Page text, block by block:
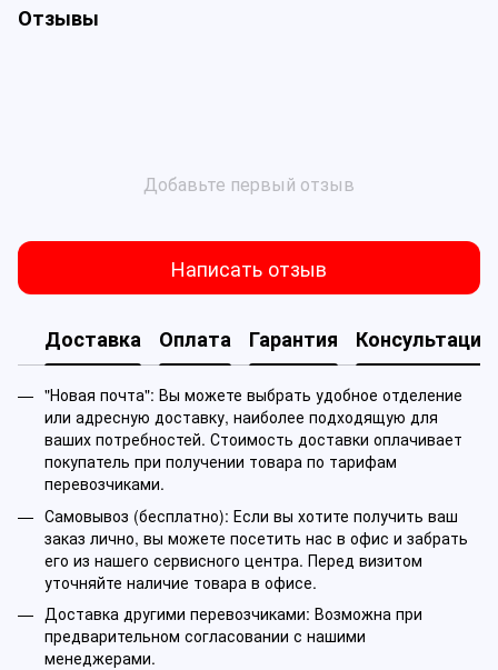
Отзывы
Добавьте первый отзыв
Написать отзыв
Доставка Оплата Гарантия Консультация
"Новая почта": Вы можете выбрать удобное отделение
или адресную доставку, наиболее подходящую для
ваших потребностей. Стоимость доставки оплачивает
покупатель при получении товара по тарифам
перевозчиками.
Самовывоз (бесплатно): Если вы хотите получить ваш
заказ лично, вы можете посетить нас в офис и забрать
его из нашего сервисного центра. Перед визитом
уточняйте наличие товара в офисе.
Доставка другими перевозчиками: Возможна при
предварительном согласовании с нашими
менеджерами.